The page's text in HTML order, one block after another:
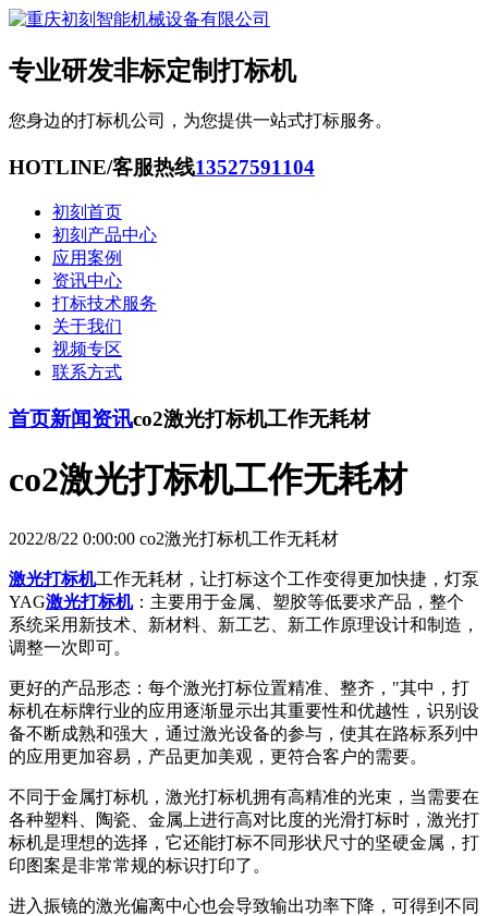
专业研发非标定制打标机
您身边的打标机公司，为您提供一站式打标服务。
HOTLINE/客服热线13527591104
初刻首页
初刻产品中心
应用案例
资讯中心
打标技术服务
关于我们
视频专区
联系方式
首页新闻资讯co2激光打标机工作无耗材
co2激光打标机工作无耗材
2022/8/22 0:00:00 co2激光打标机工作无耗材
激光打标机工作无耗材，让打标这个工作变得更加快捷，灯泵
YAG激光打标机：主要用于金属、塑胶等低要求产品，整个
系统采用新技术、新材料、新工艺、新工作原理设计和制造，
调整一次即可。
更好的产品形态：每个激光打标位置精准、整齐，"其中，打
标机在标牌行业的应用逐渐显示出其重要性和优越性，识别设
备不断成熟和强大，通过激光设备的参与，使其在路标系列中
的应用更加容易，产品更加美观，更符合客户的需要。
不同于金属打标机，激光打标机拥有高精准的光束，当需要在
各种塑料、陶瓷、金属上进行高对比度的光滑打标时，激光打
标机是理想的选择，它还能打标不同形状尺寸的坚硬金属，打
印图案是非常常规的标识打印了。
进入振镜的激光偏离中心也会导致输出功率下降，可得到不同